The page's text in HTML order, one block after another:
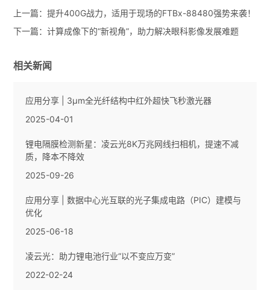
上一篇：提升400G战力，适用于现场的FTBx-88480强势来袭！
下一篇：计算成像下的“新视角”，助力解决眼科影像发展难题
相关新闻
应用分享 | 3µm全光纤结构中红外超快飞秒激光器
2025-04-01
锂电隔膜检测新星：凌云光8K万兆网线扫相机，提速不减
质，降本不降效
2025-09-26
应用分享 | 数据中心光互联的光子集成电路（PIC）建模与
优化
2025-06-18
凌云光：助力锂电池行业“以不变应万变”
2022-02-24